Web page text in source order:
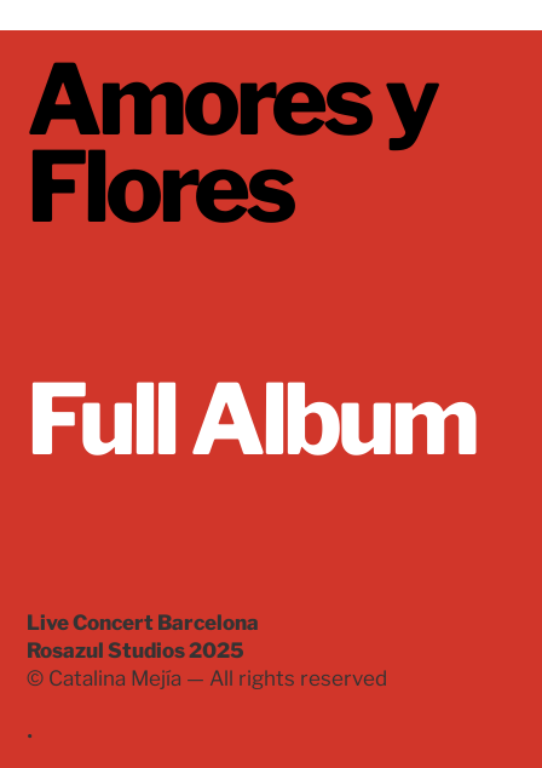
Amores y
Flores
Full Album
Live Concert Barcelona
Rosazul Studios 2025
© Catalina Mejía — All rights reserved
•